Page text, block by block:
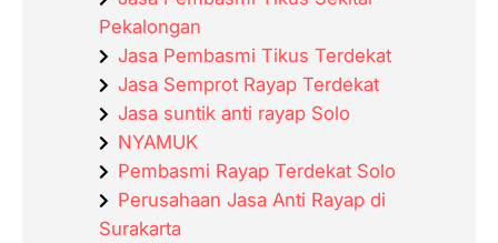
Pekalongan
Jasa Pembasmi Tikus Terdekat
Jasa Semprot Rayap Terdekat
Jasa suntik anti rayap Solo
NYAMUK
Pembasmi Rayap Terdekat Solo
Perusahaan Jasa Anti Rayap di
Surakarta